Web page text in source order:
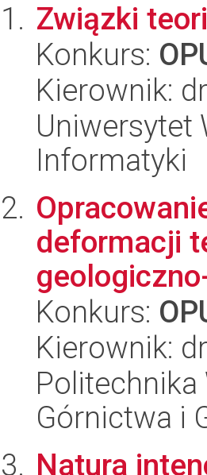
Związki
Konkurs:
Kierownik:
Uniwersytet
Informatyki
deformacji
Konkurs:
Kierownik:
Politechnika
Górnictwa i
Natura